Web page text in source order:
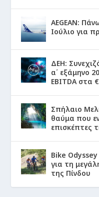
AEGEAN:
Ιούλιο για
ΔΕΗ:
α΄ εξάμηνο
EBITDA στα
Σπήλαιο
θαύμα που
επισκέπτες
Bike
για τη
της Πίνδου